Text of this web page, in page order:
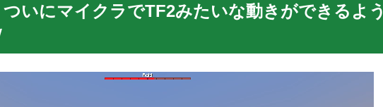
ついにマイクラでTF2みたいな動きができるよう